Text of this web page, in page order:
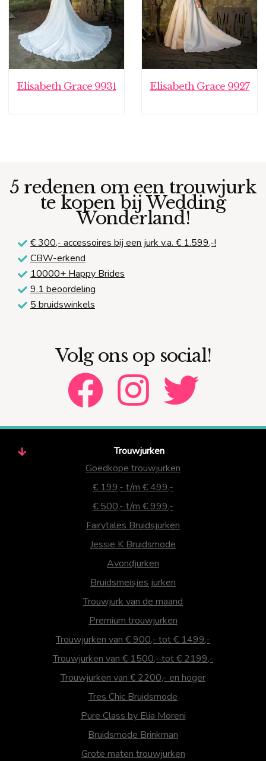
Elisabeth Grace 9931 Elisabeth Grace 9927
5 redenen om een trouwjurk
te kopen bij Wedding
Wonderland!
€ 300,- accessoires bij een jurk v.a. € 1.599,-!
CBW-erkend
10000+ Happy Brides
9.1 beoordeling
5 bruidswinkels
Volg ons op social!
Trouwjurken
Goedkope trouwjurken
€ 199,- t/m € 499,-
€ 500,- t/m € 999,-
Fairytales Bruidsjurken
Jessie K Bruidsmode
Avondjurken
Bruidsmeisjes jurken
Trouwjurk van de maand
Premium trouwjurken
Trouwjurken van € 900,- tot € 1499,-
Trouwjurken van € 1500,- tot € 2199,-
Trouwjurken van € 2200,- en hoger
Tres Chic Bruidsmode
Pure Class by Elia Moreni
Bruidsmode Brinkman
Grote maten trouwjurken